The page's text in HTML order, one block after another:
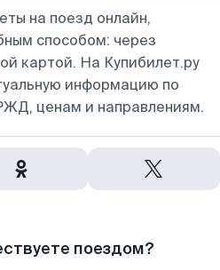
на поезд онлайн,
способом: через
картой. На Купибилет.ру
информацию по
ценам и направлениям.
поездом?